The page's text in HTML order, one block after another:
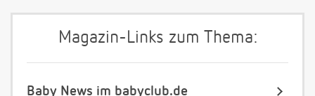
Magazin-Links zum Thema:
Baby News im babyclub.de